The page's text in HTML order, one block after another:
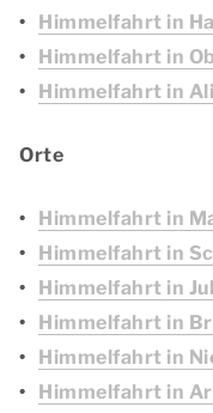
Himmelfahrt in
Himmelfahrt in
Himmelfahrt in
Orte
Himmelfahrt in
Himmelfahrt in
Himmelfahrt in
Himmelfahrt in
Himmelfahrt in
Himmelfahrt in